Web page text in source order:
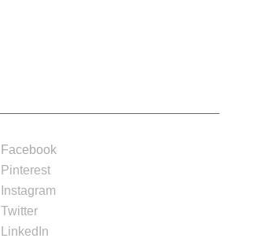
Facebook
Pinterest
Instagram
Twitter
LinkedIn